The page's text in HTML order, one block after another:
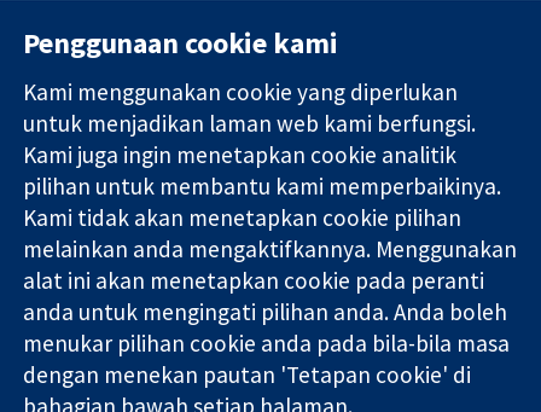
Bukti yang
dipercayai.
keputusan
termaklum
Kesihatan yang
lebih baik
11-13 Cavendish
Square
London
W1G 0AN
United Kingdom
Hubungi kita
Berita
Pejabat
akhbar
Perihal Kami
Pekerjaan
Cochrane
Library
Kolaborasi Cochrane ialah sebuah badan amal (no. 1045921) dan
Penggunaan cookie kami
Kami menggunakan cookie yang diperlukan
untuk menjadikan laman web kami berfungsi.
Kami juga ingin menetapkan cookie analitik
pilihan untuk membantu kami memperbaikinya.
Kami tidak akan menetapkan cookie pilihan
melainkan anda mengaktifkannya. Menggunakan
alat ini akan menetapkan cookie pada peranti
anda untuk mengingati pilihan anda. Anda boleh
menukar pilihan cookie anda pada bila-bila masa
dengan menekan pautan 'Tetapan cookie' di
bahagian bawah setiap halaman.